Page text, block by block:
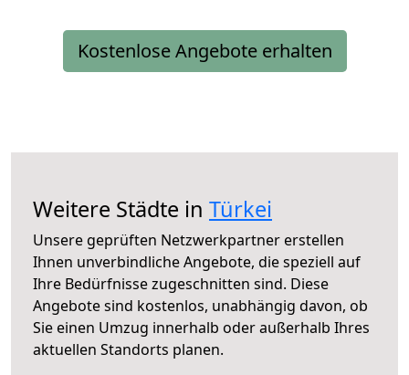
Kostenlose Angebote erhalten
Weitere Städte in Türkei
Unsere geprüften Netzwerkpartner erstellen
Ihnen unverbindliche Angebote, die speziell auf
Ihre Bedürfnisse zugeschnitten sind. Diese
Angebote sind kostenlos, unabhängig davon, ob
Sie einen Umzug innerhalb oder außerhalb Ihres
aktuellen Standorts planen.